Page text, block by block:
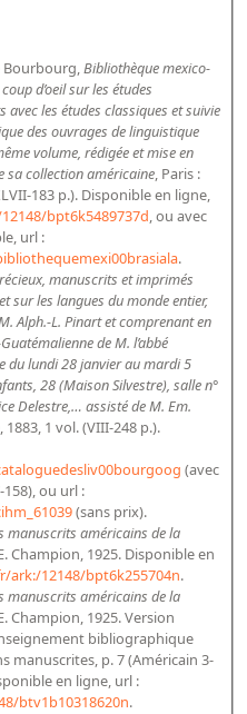
Galeries
artistique
d’histoire de la BnF
document
Bourbourg,Bibliothèque mexico-
d’oeil sur les études
les études classiques et suivie
des ouvrages de linguistique
volume, rédigée et mise en
sa collection américaine, Paris :
183 p.). Disponible en ligne,
bpt6k5489737d, ou avec
url :
.
manuscrits et imprimés
sur les langues du monde entier,
Alph.-L. Pinart et comprenant en
de M. l’abbé
du lundi 28 janvier au mardi 5
28 (Maison Silvestre), salle n°
Delestre,… assisté de M. Em.
1883, 1 vol. (VIII-248 p.).
(avec
ou url :
(sans prix).
manuscrits américains de la
Champion, 1925. Disponible en
ark:/12148/bpt6k255704n.
manuscrits américains de la
Champion, 1925. Version
bibliographique
p. 7 (Américain 3-
en ligne, url :
btv1b10318620n.